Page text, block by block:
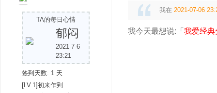
TA的每日心情
郁闷
2021-7-6
23:21
签到天数: 1 天
[LV.1]初来乍到
我在 2021-07-06
我今天最想说:「 我爱经典